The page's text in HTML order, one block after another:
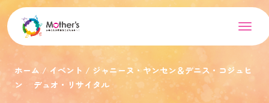
ホーム イベント
ジャニーヌ・ヤンセン＆デニス・コジュヒ
ン デュオ・リサイタル